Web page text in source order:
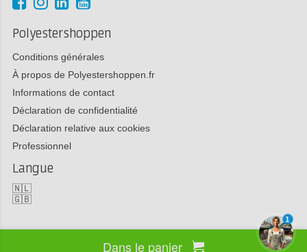
Dans le panier
Polyestershoppen
Conditions générales
À propos de Polyestershoppen.fr
Informations de contact
Déclaration de confidentialité
Déclaration relative aux cookies
Professionnel
Langue
🇳🇱
🇬🇧
Copyright 2026 Polyestershoppen bv
1